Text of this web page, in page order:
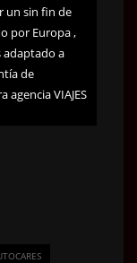
un sin fin de
por Europa ,
adaptado a
de
agencia VIAJES